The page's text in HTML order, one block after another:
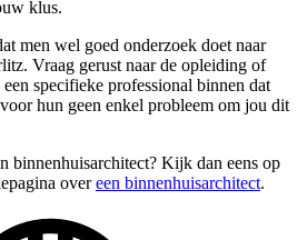
klus.
men wel goed onderzoek doet naar
Vraag gerust naar de opleiding of
specifieke professional binnen dat
hun geen enkel probleem om jou dit
binnenhuisarchitect? Kijk dan eens op
overeen binnenhuisarchitect.